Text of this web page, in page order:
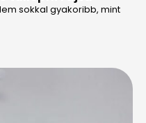
sokkal gyakoribb, mint